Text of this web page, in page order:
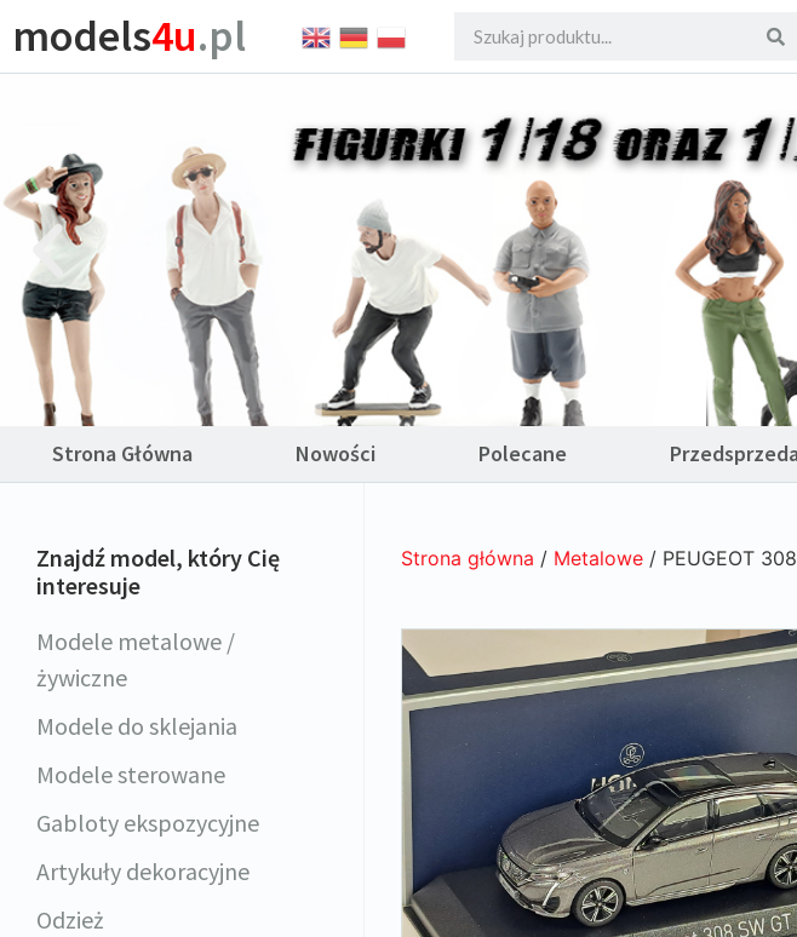
models4u.pl
Strona Główna Nowości Polecane
Znajdź model, który Cię
interesuje
Modele metalowe /
żywiczne
Modele do sklejania
Modele sterowane
Gabloty ekspozycyjne
Artykuły dekoracyjne
Odzież
Strona główna / Metalowe/ PEUGEOT